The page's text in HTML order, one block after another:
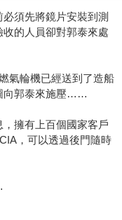
須先將鏡片安裝到測
的人員卻對郭泰來處
氣輪機已經送到了造船
向郭泰來施壓……
擁有上百個國家客戶
，可以透過後門隨時